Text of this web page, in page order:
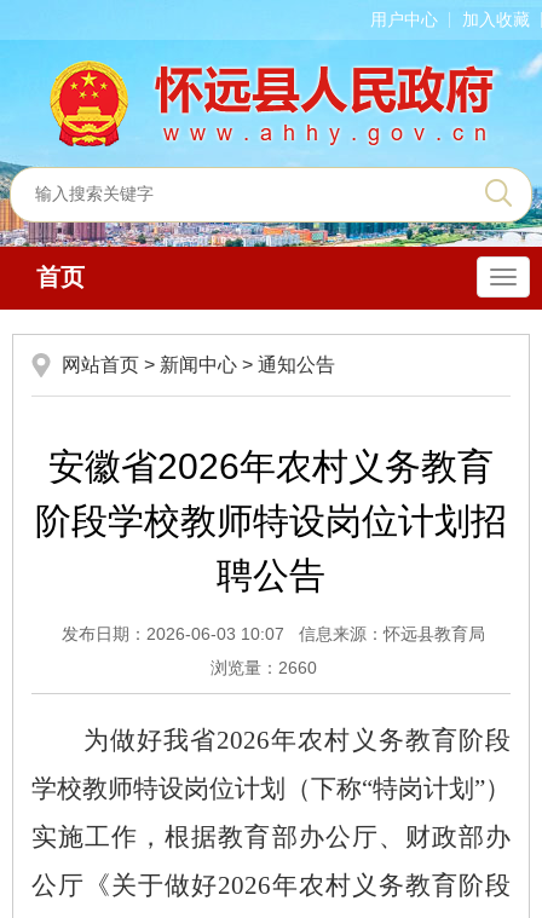
用户中心 加入收藏
导
航
首页
网站首页 > 新闻中心 > 通知公告
安徽省2026年农村义务教育
阶段学校教师特设岗位计划招
聘公告
发布日期：2026-06-03 10:07
信息来源：怀远县教育局
浏览量： 2660
为做好我省2026年农村义务教育阶段
学校教师特设岗位计划（下称“特岗计划”）
实施工作，根据教育部办公厅、财政部办
公厅《关于做好2026年农村义务教育阶段